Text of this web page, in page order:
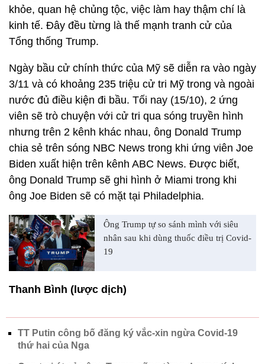
khỏe, quan hệ chủng tộc, việc làm hay thậm chí là
kinh tế. Đây đều từng là thế mạnh tranh cử của
Tổng thống Trump.
Ngày bầu cử chính thức của Mỹ sẽ diễn ra vào ngày
3/11 và có khoảng 235 triệu cử tri Mỹ trong và ngoài
nước đủ điều kiện đi bầu. Tối nay (15/10), 2 ứng
viên sẽ trò chuyện với cử tri qua sóng truyền hình
nhưng trên 2 kênh khác nhau, ông Donald Trump
chia sẻ trên sóng NBC News trong khi ứng viên Joe
Biden xuất hiện trên kênh ABC News. Được biết,
ông Donald Trump sẽ ghi hình ở Miami trong khi
ông Joe Biden sẽ có mặt tại Philadelphia.
Ông Trump tự so sánh mình với siêu
nhân sau khi dùng thuốc điều trị Covid-
19
Thanh Bình (lược dịch)
TT Putin công bố đăng ký vắc-xin ngừa Covid-19
thứ hai của Nga